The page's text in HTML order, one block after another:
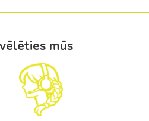
mūs